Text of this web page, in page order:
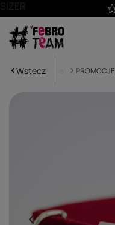
Wstecz
Strona główna PROMOCJE